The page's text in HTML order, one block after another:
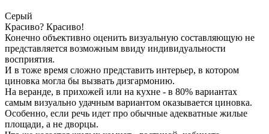
Серый
Красиво? Красиво!
Конечно объективно оценить визуальную составляющую не
представляется возможным ввиду индивидуальности
восприятия.
И в тоже время сложно представить интерьер, в котором
циновка могла бы вызвать дизгармонию.
На веранде, в прихожей или на кухне - в 80% вариантах
самым визуально удачным вариантом оказывается циновка.
Особенно, если речь идет про обычные адекватные жилые
площади, а не дворцы.